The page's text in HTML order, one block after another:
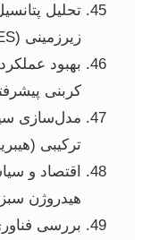
تحلیل
زیرزمینی (UTES) برای مصارف فصلی.
بهبود
کربنی
مدل‌سازی
ترکیبی
اقتصاد و
هیدروژن
بررسی